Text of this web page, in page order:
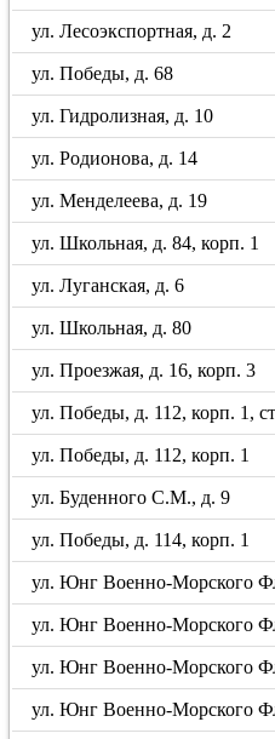
ул. Лесоэкспортная, д. 2
ул. Победы, д. 68
ул. Гидролизная, д. 10
ул. Родионова, д. 14
ул. Менделеева, д. 19
ул. Школьная, д. 84, корп. 1
ул. Луганская, д. 6
ул. Школьная, д. 80
ул. Проезжая, д. 16, корп. 3
ул. Победы, д. 112, корп. 1,
ул. Победы, д. 112, корп. 1
ул. Буденного С.М., д. 9
ул. Победы, д. 114, корп. 1
ул. Юнг Военно-Морского
ул. Юнг Военно-Морского
ул. Юнг Военно-Морского
ул. Юнг Военно-Морского